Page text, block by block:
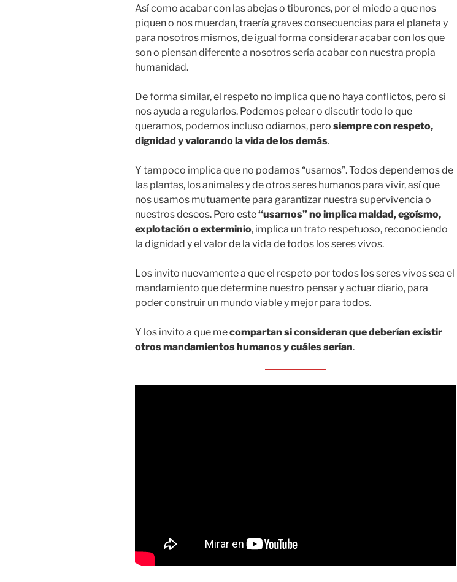
Así como acabar con las abejas o tiburones, por el miedo a que nos
piquen o nos muerdan, traería graves consecuencias para el planeta y
para nosotros mismos, de igual forma considerar acabar con los que
son o piensan diferente a nosotros sería acabar con nuestra propia
humanidad.
De forma similar, el respeto no implica que no haya conflictos, pero si
nos ayuda a regularlos. Podemos pelear o discutir todo lo que
queramos, podemos incluso odiarnos, pero siempre con respeto,
dignidad y valorando la vida de los demás.
Y tampoco implica que no podamos “usarnos”. Todos dependemos de
las plantas, los animales y de otros seres humanos para vivir, así que
nos usamos mutuamente para garantizar nuestra supervivencia o
nuestros deseos. Pero este“usarnos” no implica maldad, egoísmo,
explotación o exterminio, implica un trato respetuoso, reconociendo
la dignidad y el valor de la vida de todos los seres vivos.
Los invito nuevamente a que el respeto por todos los seres vivos sea el
mandamiento que determine nuestro pensar y actuar diario, para
poder construir un mundo viable y mejor para todos.
Y los invito a que mecompartan si consideran que deberían existir
otros mandamientos humanos y cuáles serían.